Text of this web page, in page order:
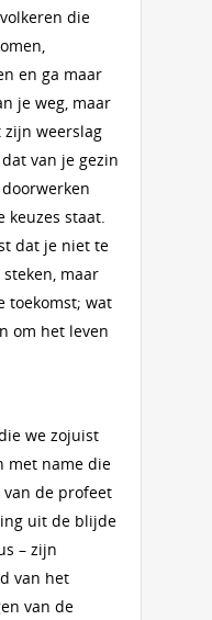
die
en ga maar
je weg, maar
zijn weerslag
van je gezin
keuzes staat.
dat je niet te
maar
toekomst; wat
om het leven
we zojuist
met name die
de profeet
uit de blijde
– zijn
van het
van de